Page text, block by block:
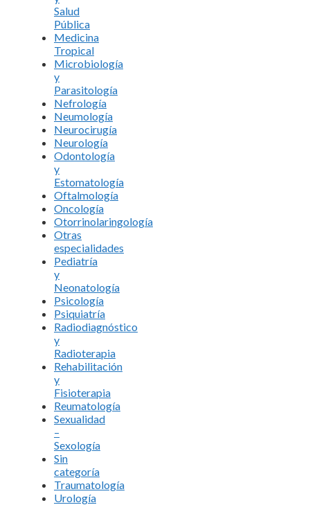
Salud
Pública
Medicina
Tropical
Microbiología
y
Parasitología
Nefrología
Neumología
Neurocirugía
Neurología
Odontología
y
Estomatología
Oftalmología
Oncología
Otorrinolaringología
Otras
especialidades
Pediatría
y
Neonatología
Psicología
Psiquiatría
Radiodiagnóstico
y
Radioterapia
Rehabilitación
y
Fisioterapia
Reumatología
Sexualidad
–
Sexología
Sin
categoría
Traumatología
Urología